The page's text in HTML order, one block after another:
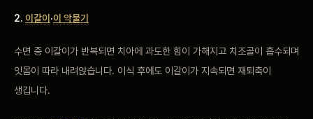
2. 이갈이 ·이 악물기
수면 중 이갈이가 반복되면 치아에 과도한 힘이 가해지고 치조골이 흡수되며
잇몸이 따라 내려앉습니다. 이식 후에도 이갈이가 지속되면 재퇴축이
생깁니다.